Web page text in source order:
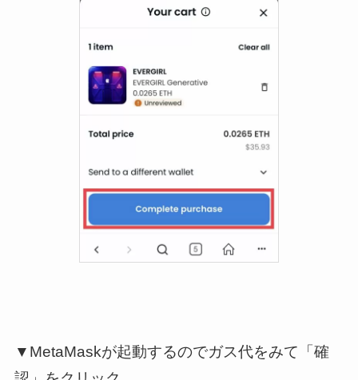
▼MetaMaskが起動するのでガス代をみて「確